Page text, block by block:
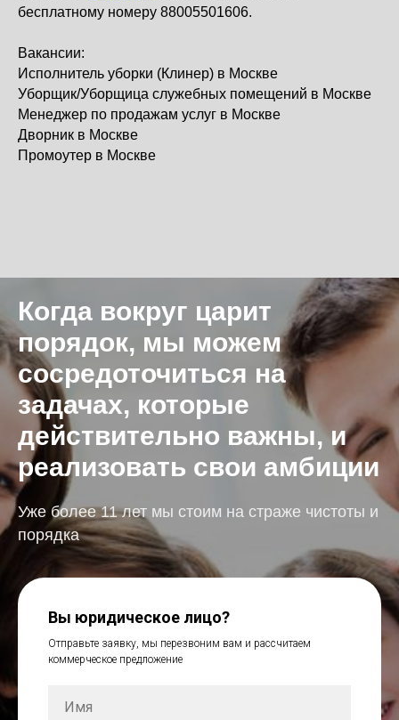
бесплатному номеру 88005501606.
Вакансии:
Исполнитель уборки (Клинер) в Москве
Уборщик/Уборщица служебных помещений в Москве
Менеджер по продажам услуг в Москве
Дворник в Москве
Промоутер в Москве
Когда вокруг царит
порядок, мы можем
сосредоточиться на
задачах, которые
действительно важны, и
реализовать свои амбиции
Уже более 11 лет мы стоим на страже чистоты и
порядка
Вы юридическое лицо?
Отправьте заявку, мы перезвоним вам и рассчитаем
коммерческое предложение